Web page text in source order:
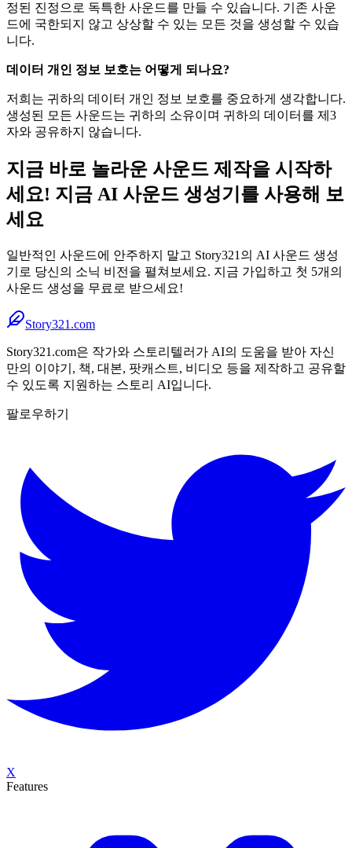
정된 진정으로 독특한 사운드를 만들 수 있습니다. 기존 사운
드에 국한되지 않고 상상할 수 있는 모든 것을 생성할 수 있습
니다.
데이터 개인 정보 보호는 어떻게 되나요?
저희는 귀하의 데이터 개인 정보 보호를 중요하게 생각합니다.
생성된 모든 사운드는 귀하의 소유이며 귀하의 데이터를 제3
자와 공유하지 않습니다.
지금 바로 놀라운 사운드 제작을 시작하
세요! 지금 AI 사운드 생성기를 사용해 보
세요
일반적인 사운드에 안주하지 말고 Story321의 AI 사운드 생성
기로 당신의 소닉 비전을 펼쳐보세요. 지금 가입하고 첫 5개의
사운드 생성을 무료로 받으세요!
Story321.com
Story321.com은 작가와 스토리텔러가 AI의 도움을 받아 자신
만의 이야기, 책, 대본, 팟캐스트, 비디오 등을 제작하고 공유할
수 있도록 지원하는 스토리 AI입니다.
팔로우하기
X
Features